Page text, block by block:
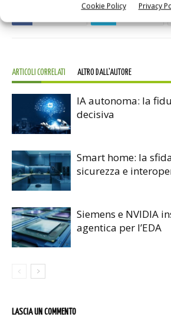
Cookie Policy Privacy
Twitter
ARTICOLI CORRELATI ALTRO DALL'AUTORE
IA autonoma: la
decisiva
Smart home: la
sicurezza e
Siemens e NVIDIA
agentica per l’EDA
LASCIA UN COMMENTO